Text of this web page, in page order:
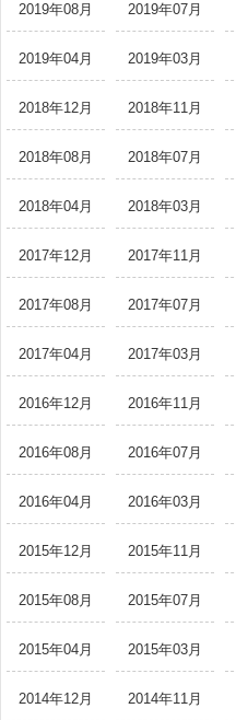
2019年08月 2019年07月
2019年04月 2019年03月
2018年12月 2018年11月
2018年08月 2018年07月
2018年04月 2018年03月
2017年12月 2017年11月
2017年08月 2017年07月
2017年04月 2017年03月
2016年12月 2016年11月
2016年08月 2016年07月
2016年04月 2016年03月
2015年12月 2015年11月
2015年08月 2015年07月
2015年04月 2015年03月
2014年12月 2014年11月